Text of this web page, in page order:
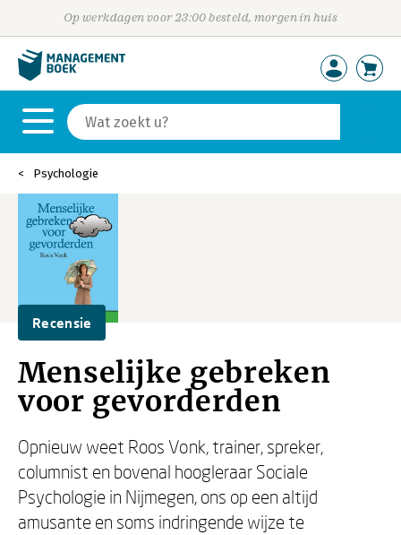
Op werkdagen voor 23:00 besteld, morgen in huis
Psychologie
Recensie
Menselijke gebreken
voor gevorderden
Opnieuw weet Roos Vonk, trainer, spreker,
columnist en bovenal hoogleraar Sociale
Psychologie in Nijmegen, ons op een altijd
amusante en soms indringende wijze te